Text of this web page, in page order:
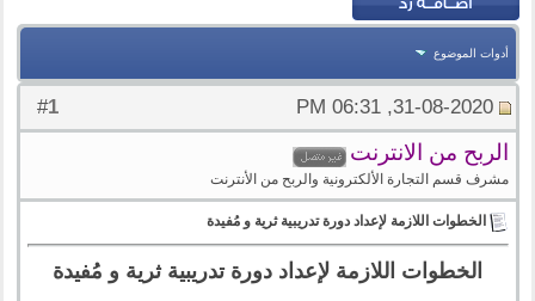
أدوات الموضوع
#
1 31-08-2020, 06:31 PM
الربح من الانترنت
مشرف قسم التجارة الألكترونية والربح من الأنترنت
الخطوات اللازمة لإعداد دورة تدريبية ثرية و مُفيدة
الخطوات اللازمة لإعداد دورة تدريبية ثرية و مُفيدة